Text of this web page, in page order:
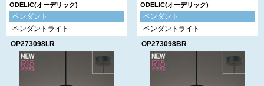
ODELIC(オーデリック)
ペンダント
ペンダントライト
OP273098LR
ODELIC(オーデリック)
ペンダント
ペンダントライト
OP273098BR